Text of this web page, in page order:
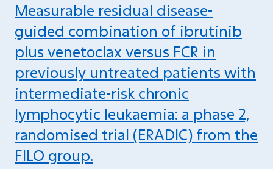
Measurable residual disease-
guided combination of ibrutinib
plus venetoclax versus FCR in
previously untreated patients with
intermediate-risk chronic
lymphocytic leukaemia: a phase 2,
randomised trial (ERADIC) from the
FILO group.